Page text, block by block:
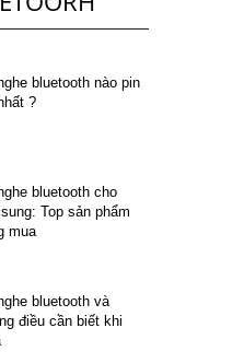
bluetooth nào pin
?
bluetooth cho
Top sản phẩm
mua
bluetooth và
điều cần biết khi